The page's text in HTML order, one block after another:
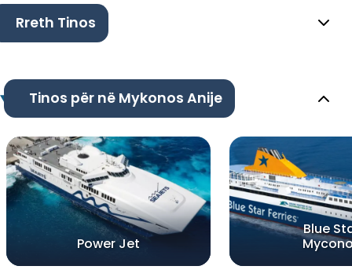
Rreth Tinos
Tinos për në Mykonos Anije
Power Jet
Blue